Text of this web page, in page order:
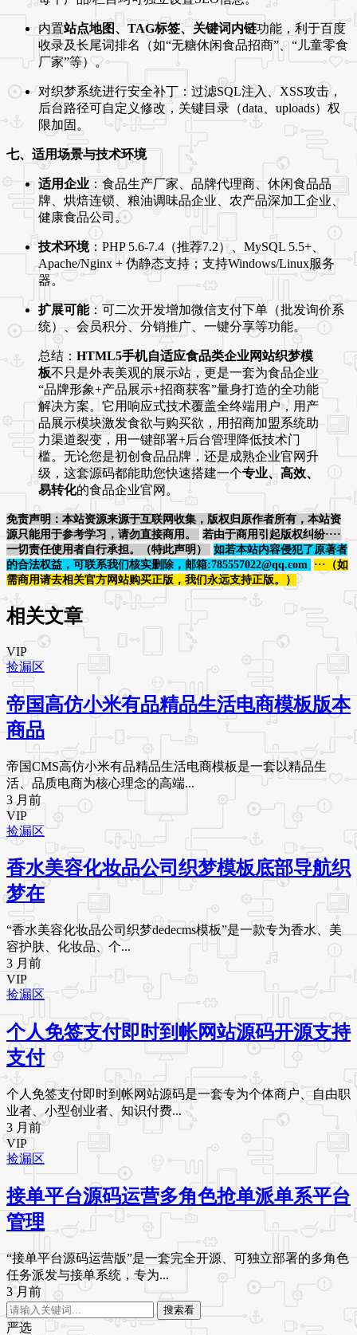
内置站点地图、TAG标签、关键词内链功能，利于百度
收录及长尾词排名（如“无糖休闲食品招商”、“儿童零食
厂家”等）。
对织梦系统进行安全补丁：过滤SQL注入、XSS攻击，
后台路径可自定义修改，关键目录（data、uploads）权
限加固。
七、适用场景与技术环境
适用企业 ：食品生产厂家、品牌代理商、休闲食品品
牌、烘焙连锁、粮油调味品企业、农产品深加工企业、
健康食品公司。
技术环境：PHP 5.6-7.4（推荐7.2）、MySQL 5.5+、
Apache/Nginx + 伪静态支持；支持Windows/Linux服务
器。
扩展可能：可二次开发增加微信支付下单（批发询价系
统）、会员积分、分销推广、一键分享等功能。
总结： HTML5手机自适应食品类企业网站织梦模
板不只是外表美观的展示站，更是一套为食品企业
“品牌形象+产品展示+招商获客”量身打造的全功能
解决方案。它用响应式技术覆盖全终端用户，用产
品展示模块激发食欲与购买欲，用招商加盟系统助
力渠道裂变，用一键部署+后台管理降低技术门
槛。无论您是初创食品品牌，还是成熟企业官网升
级，这套源码都能助您快速搭建一个专业、高效、
易转化的食品企业官网。
免责声明：本站资源来源于互联网收集，版权归原作者所有，本站资
源只能用于参考学习，请勿直接商用。
若由于商用引起版权纠纷····
一切责任使用者自行承担。（特此声明）
如若本站内容侵犯了原著者
的合法权益，可联系我们核实删除，邮箱:785557022@qq.com
···（如
需商用请去相关官方网站购买正版，我们永远支持正版。）
相关文章
VIP
捡漏区
帝国高仿小米有品精品生活电商模板版本
商品
帝国CMS高仿小米有品精品生活电商模板是一套以精品生
活、品质电商为核心理念的高端...
3 月前
VIP
捡漏区
香水美容化妆品公司织梦模板底部导航织
梦在
“香水美容化妆品公司织梦dedecms模板”是一款专为香水、美
容护肤、化妆品、个...
3 月前
VIP
捡漏区
个人免签支付即时到帐网站源码开源支持
支付
个人免签支付即时到帐网站源码是一套专为个体商户、自由职
业者、小型创业者、知识付费...
3 月前
VIP
捡漏区
接单平台源码运营多角色抢单派单系平台
管理
“接单平台源码运营版”是一套完全开源、可独立部署的多角色
任务派发与接单系统，专为...
3 月前
搜索看
严选